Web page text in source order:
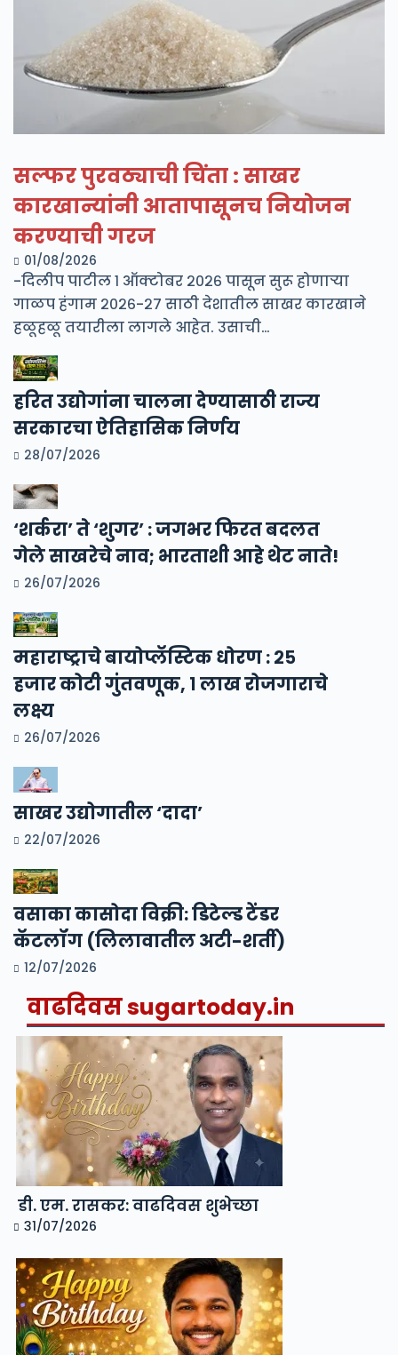
सल्फर पुरवठ्याची चिंता : साखर
कारखान्यांनी आतापासूनच नियोजन
करण्याची गरज
01/08/2026
-दिलीप पाटील १ ऑक्टोबर २०२६ पासून सुरू होणाऱ्या
गाळप हंगाम २०२६-२७ साठी देशातील साखर कारखाने
हळूहळू तयारीला लागले आहेत. उसाची…
हरित उद्योगांना चालना देण्यासाठी राज्य
सरकारचा ऐतिहासिक निर्णय
28/07/2026
‘शर्करा’ ते ‘शुगर’ : जगभर फिरत बदलत
गेले साखरेचे नाव; भारताशी आहे थेट नाते!
26/07/2026
महाराष्ट्राचे बायोप्लॅस्टिक धोरण : २५
हजार कोटी गुंतवणूक, १ लाख रोजगाराचे
लक्ष्य
26/07/2026
साखर उद्योगातील ‘दादा’
22/07/2026
वसाका कासोदा विक्री: डिटेल्ड टेंडर
कॅटलॉग (लिलावातील अटी-शर्ती)
12/07/2026
वाढदिवसsugartoday.in
डी. एम. रासकर: वाढदिवस शुभेच्छा
31/07/2026